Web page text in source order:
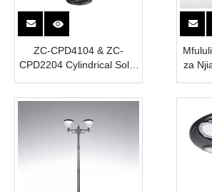
ZC-CPD4104 & ZC-
CPD2204 Cylindrical Solar
za